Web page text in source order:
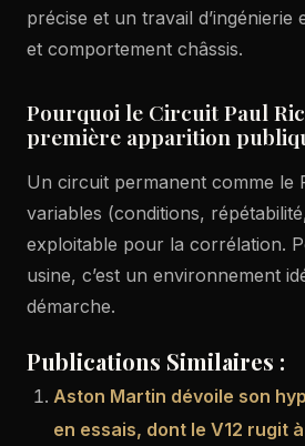
précise et un travail
et comportement châssis.
Pourquoi le Circuit Paul
première apparition
Un circuit permanent comme le
variables (conditions,
exploitable pour la corrélation.
usine, c’est un environnement
démarche.
Publications Similaires :
Aston Martin dévoile son
en essais, dont le V12 rugit à